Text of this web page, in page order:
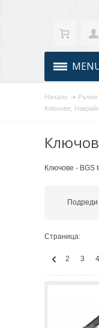
Начало
Ръчни
Ключове,
Ключове - BGS
Подреди
Страница:
2 3 4